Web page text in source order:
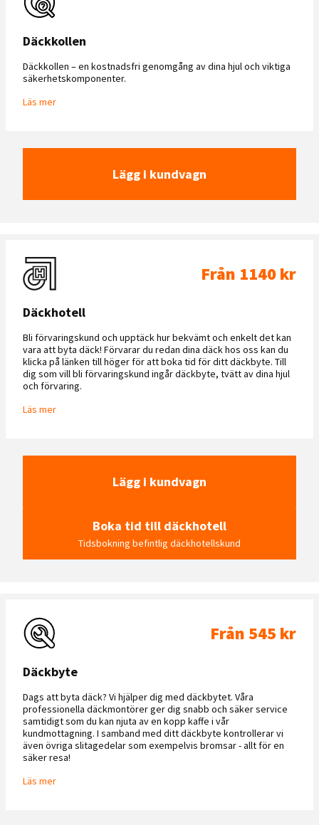
Däckkollen
Däckkollen – en kostnadsfri genomgång av dina hjul och viktiga
säkerhetskomponenter.
Läs mer
Lägg i kundvagn
Däckhotell
Från 1140 kr
Bli förvaringskund och upptäck hur bekvämt och enkelt det kan
vara att byta däck! Förvarar du redan dina däck hos oss kan du
klicka på länken till höger för att boka tid för ditt däckbyte. Till
dig som vill bli förvaringskund ingår däckbyte, tvätt av dina hjul
och förvaring.
Läs mer
Lägg i kundvagn
Boka tid till däckhotell
Tidsbokning befintlig däckhotellskund
Däckbyte
Från 545 kr
Dags att byta däck? Vi hjälper dig med däckbytet. Våra
professionella däckmontörer ger dig snabb och säker service
samtidigt som du kan njuta av en kopp kaffe i vår
kundmottagning. I samband med ditt däckbyte kontrollerar vi
även övriga slitagedelar som exempelvis bromsar - allt för en
säker resa!
Läs mer